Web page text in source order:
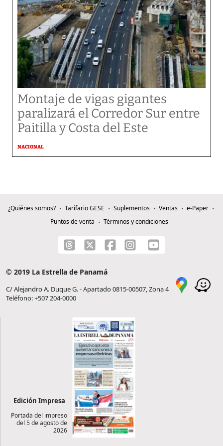
Montaje de vigas gigantes
paralizará el Corredor Sur entre
Paitilla y Costa del Este
NACIONAL
¿Quiénes somos? Tarifario GESE Suplementos Ventas
e-Paper
Puntos de venta
Términos y condiciones
© 2019 La Estrella de Panamá
C/ Alejandro A. Duque G. - Apartado 0815-00507, Zona 4
Teléfono: +507 204-0000
Edición Impresa
Portada del impreso
del 5 de agosto de
2026